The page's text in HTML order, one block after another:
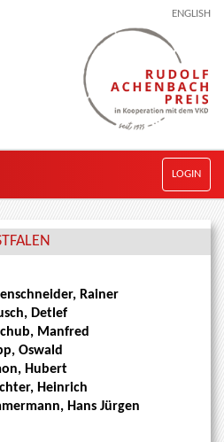
ENGLISH
LOGIN
Rainer
Detlef
Manfred
Oswald
Hubert
Heinrich
Hans Jürgen